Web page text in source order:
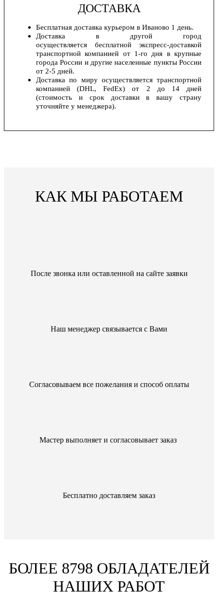
ДОСТАВКА
Бесплатная доставка курьером в Иваново 1 день.
Доставка в другой город
осуществляется бесплатной экспресс-доставкой
транспортной компанией от 1-го дня в крупные
города России и другие населенные пункты России
от 2-5 дней.
Доставка по миру осуществляется транспортной
компанией (DHL, FedEx) от 2 до 14 дней
(стоимость и срок доставки в вашу страну
уточняйте у менеджера).
КАК МЫ РАБОТАЕМ
После звонка или оставленной на сайте заявки
Наш менеджер связывается с Вами
Согласовываем все пожелания и способ оплаты
Мастер выполняет и согласовывает заказ
Бесплатно доставляем заказ
БОЛЕЕ 8798 ОБЛАДАТЕЛЕЙ
НАШИХ РАБОТ